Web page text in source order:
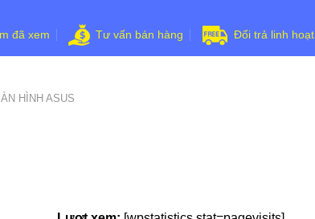
đã xem Tư vấn bán hàng Đổi trả linh hoạt
HÌNH ASUS